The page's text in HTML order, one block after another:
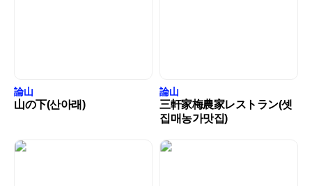
論山
山の下(산아래)
論山
三軒家梅農家レストラン(셋
집매농가맛집)